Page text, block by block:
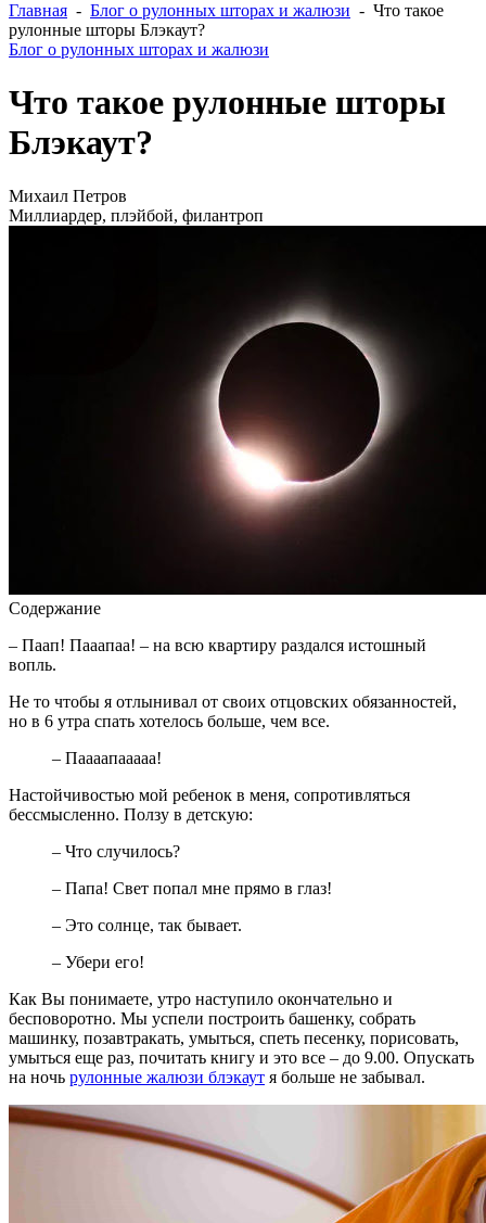
Главная - Блог о рулонных шторах и жалюзи - Что такое
рулонные шторы Блэкаут?
Блог о рулонных шторах и жалюзи
Что такое рулонные шторы
Блэкаут?
Михаил Петров
Миллиардер, плэйбой, филантроп
Содержание
– Паап! Пааапаа! – на всю квартиру раздался истошный
вопль.
Не то чтобы я отлынивал от своих отцовских обязанностей,
но в 6 утра спать хотелось больше, чем все.
– Паааапааааа!
Настойчивостью мой ребенок в меня, сопротивляться
бессмысленно. Ползу в детскую:
– Что случилось?
– Папа! Свет попал мне прямо в глаз!
– Это солнце, так бывает.
– Убери его!
Как Вы понимаете, утро наступило окончательно и
бесповоротно. Мы успели построить башенку, собрать
машинку, позавтракать, умыться, спеть песенку, порисовать,
умыться еще раз, почитать книгу и это все – до 9.00. Опускать
на ночь рулонные жалюзи блэкаут я больше не забывал.